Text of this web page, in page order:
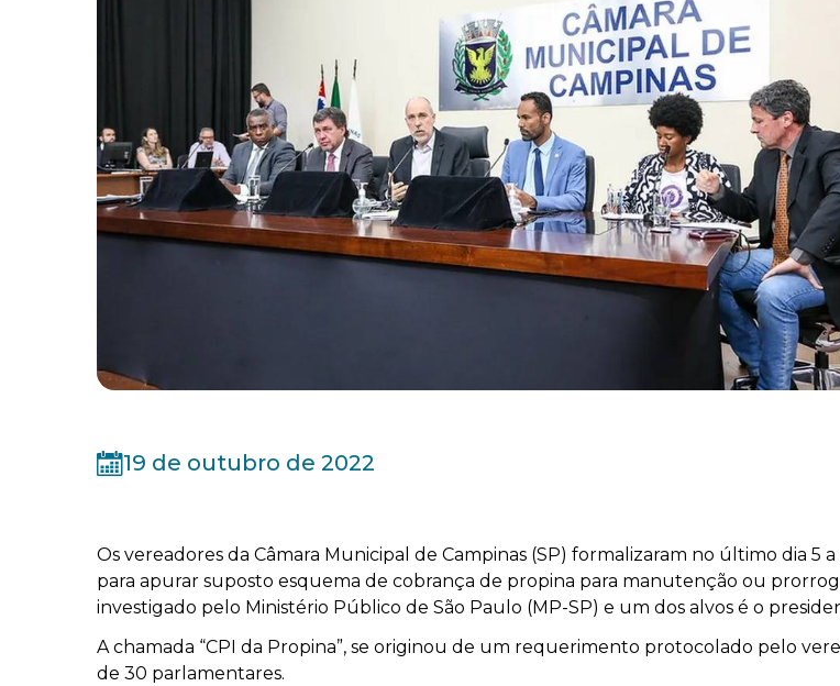
19 de outubro de 2022
Os vereadores da Câmara Municipal de Campinas (SP) formalizaram no último dia 5
para apurar suposto esquema de cobrança de propina para manutenção ou
investigado pelo Ministério Público de São Paulo (MP-SP) e um dos alvos é o
A chamada “CPI da Propina”, se originou de um requerimento protocolado pelo
de 30 parlamentares.